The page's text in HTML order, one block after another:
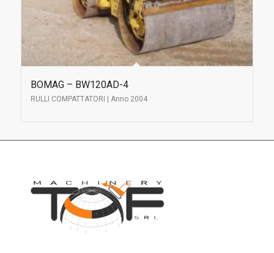
BOMAG – BW120AD-4
RULLI COMPATTATORI | Anno 2004